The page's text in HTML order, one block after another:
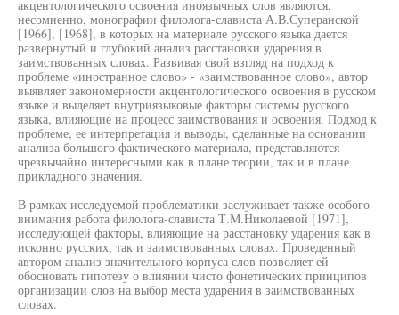
акцентологического освоения иноязычных слов являются,
несомненно, монографии филолога-слависта А.В.Суперанской
[1966], [1968], в которых на материале русского языка дается
развернутый и глубокий анализ расстановки ударения в
заимствованных словах. Развивая свой взгляд на подход к
проблеме «иностранное слово» - «заимствованное слово», автор
выявляет закономерности акцентологического освоения в русском
языке и выделяет внутриязыковые факторы системы русского
языка, влияющие на процесс заимствования и освоения. Подход к
проблеме, ее интерпретация и выводы, сделанные на основании
анализа большого фактического материала, представляются
чрезвычайно интересными как в плане теории, так и в плане
прикладного значения.
В рамках исследуемой проблематики заслуживает также особого
внимания работа филолога-слависта Т.М.Николаевой [1971],
исследующей факторы, влияющие на расстановку ударения как в
исконно русских, так и заимствованных словах. Проведенный
автором анализ значительного корпуса слов позволяет ей
обосновать гипотезу о влиянии чисто фонетических принципов
организации слов на выбор места ударения в заимствованных
словах.